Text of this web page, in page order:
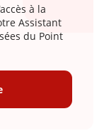
à la
Assistant
du Point